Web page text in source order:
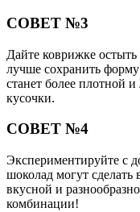
СОВЕТ №3
Дайте коврижке
лучше сохранить
станет более плотной
кусочки.
СОВЕТ №4
Экспериментируйте с
шоколад могут
вкусной и
комбинации!